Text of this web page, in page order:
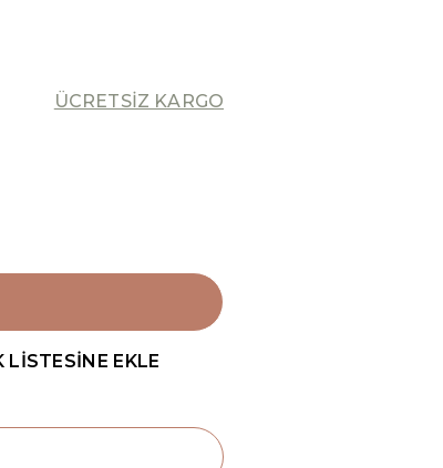
ÜCRETSİZ KARGO
LİSTESİNE EKLE